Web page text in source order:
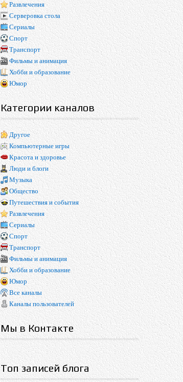
Развлечения
Серверовка стола
Сериалы
Спорт
Транспорт
Фильмы и анимация
Хобби и образование
Юмор
Категории каналов
Другое
Компьютерные игры
Красота и здоровье
Люди и блоги
Музыка
Общество
Путешествия и события
Развлечения
Сериалы
Спорт
Транспорт
Фильмы и анимация
Хобби и образование
Юмор
Все каналы
Каналы пользователей
Мы в Контакте
Топ записей блога